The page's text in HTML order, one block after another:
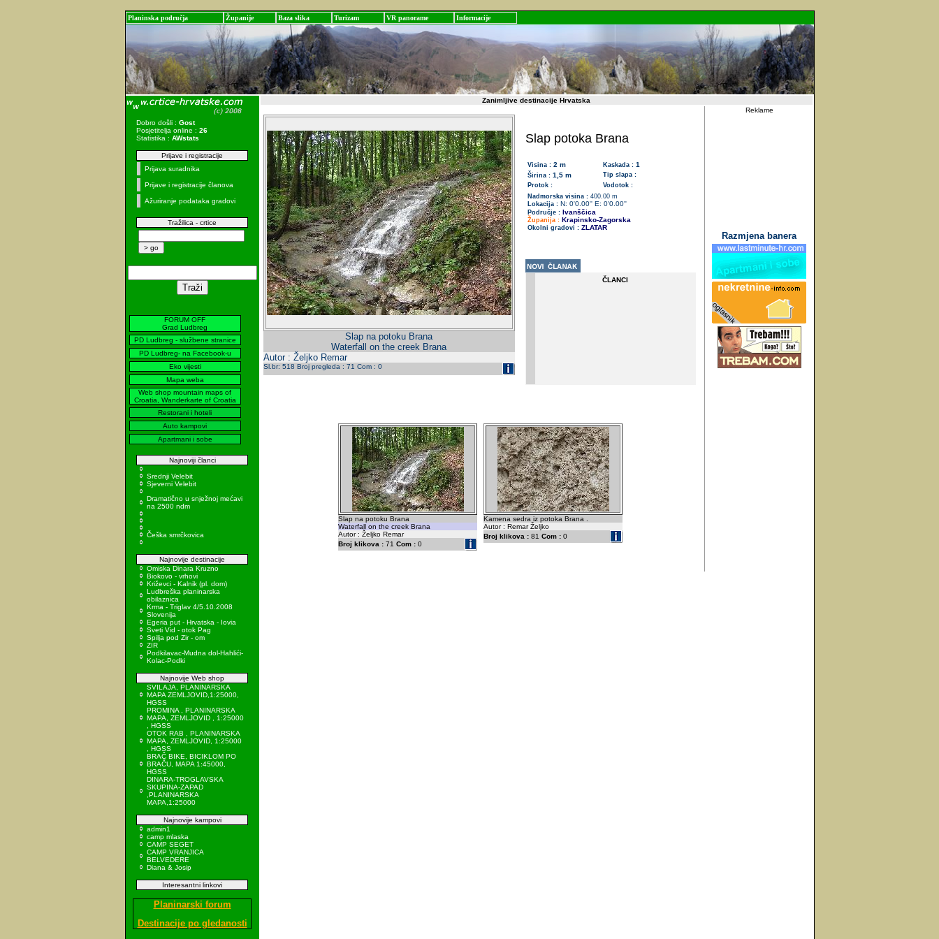
Planinska područja Županije Baza slika Turizam VR panorame Informacije
Dobro došli : Gost
Posjetitelja online : 26
Statistika : AWstats
Prijave i registracije
Prijava suradnika
Prijave i registracije članova
Ažuriranje podataka gradovi
Tražilica - crtice
FORUM OFF
Grad Ludbreg
PD Ludbreg - službene stranice
PD Ludbreg- na Facebook-u
Eko vijesti
Mapa weba
Web shop mountain maps of
Croatia, Wanderkarte of Croatia
Restorani i hoteli
Auto kampovi
Apartmani i sobe
Najnoviji članci
Srednji Velebit
Sjeverni Velebit
Dramatično u snježnoj mećavi
na 2500 ndm
Češka smrčkovica
Najnovije destinacije
Omiska Dinara Kruzno
Biokovo - vrhovi
Križevci - Kalnik (pl. dom)
Ludbreška planinarska
obilaznica
Krma - Triglav 4/5.10.2008
Slovenija
Egeria put - Hrvatska - Iovia
Sveti Vid - otok Pag
Spilja pod Zir - om
ZIR
Podkilavac-Mudna dol-Hahlići-
Kolac-Podki
Najnovije Web shop
SVILAJA, PLANINARSKA
MAPA ZEMLJOVID,1:25000,
HGSS
PROMINA , PLANINARSKA
MAPA, ZEMLJOVID , 1:25000
, HGSS
OTOK RAB , PLANINARSKA
MAPA, ZEMLJOVID, 1:25000
, HGSS
BRAČ BIKE, BICIKLOM PO
BRAČU, MAPA 1:45000,
HGSS
DINARA-TROGLAVSKA
SKUPINA-ZAPAD
,PLANINARSKA
MAPA,1:25000
Najnovije kampovi
admin1
camp mlaska
CAMP SEGET
CAMP VRANJICA
BELVEDERE
Diana & Josip
Interesantni linkovi
Planinarski forum
Destinacije po gledanosti
Zanimljive destinacije Hrvatska
Slap na potoku Brana
Waterfall on the creek Brana
Autor : Željko Remar
Sl.br: 518 Broj pregleda : 71 Com : 0
Slap potoka Brana
Visina : 2 m Kaskada : 1
Širina : 1,5 m
Tip slapa :
Protok :
Vodotok :
Nadmorska visina :400.00 m
Lokacija : N: 0'0.00'' E: 0'0.00''
Područje : Ivanščica
Županija : Krapinsko-Zagorska
Okolni gradovi : ZLATAR
ČLANCI
Slap na potoku Brana
Waterfall on the creek Brana
Autor : Željko Remar
Broj klikova : 71 Com : 0
Kamena sedra iz potoka Brana .
Autor : Remar Željko
Broj klikova : 81 Com : 0
Reklame
Razmjena banera